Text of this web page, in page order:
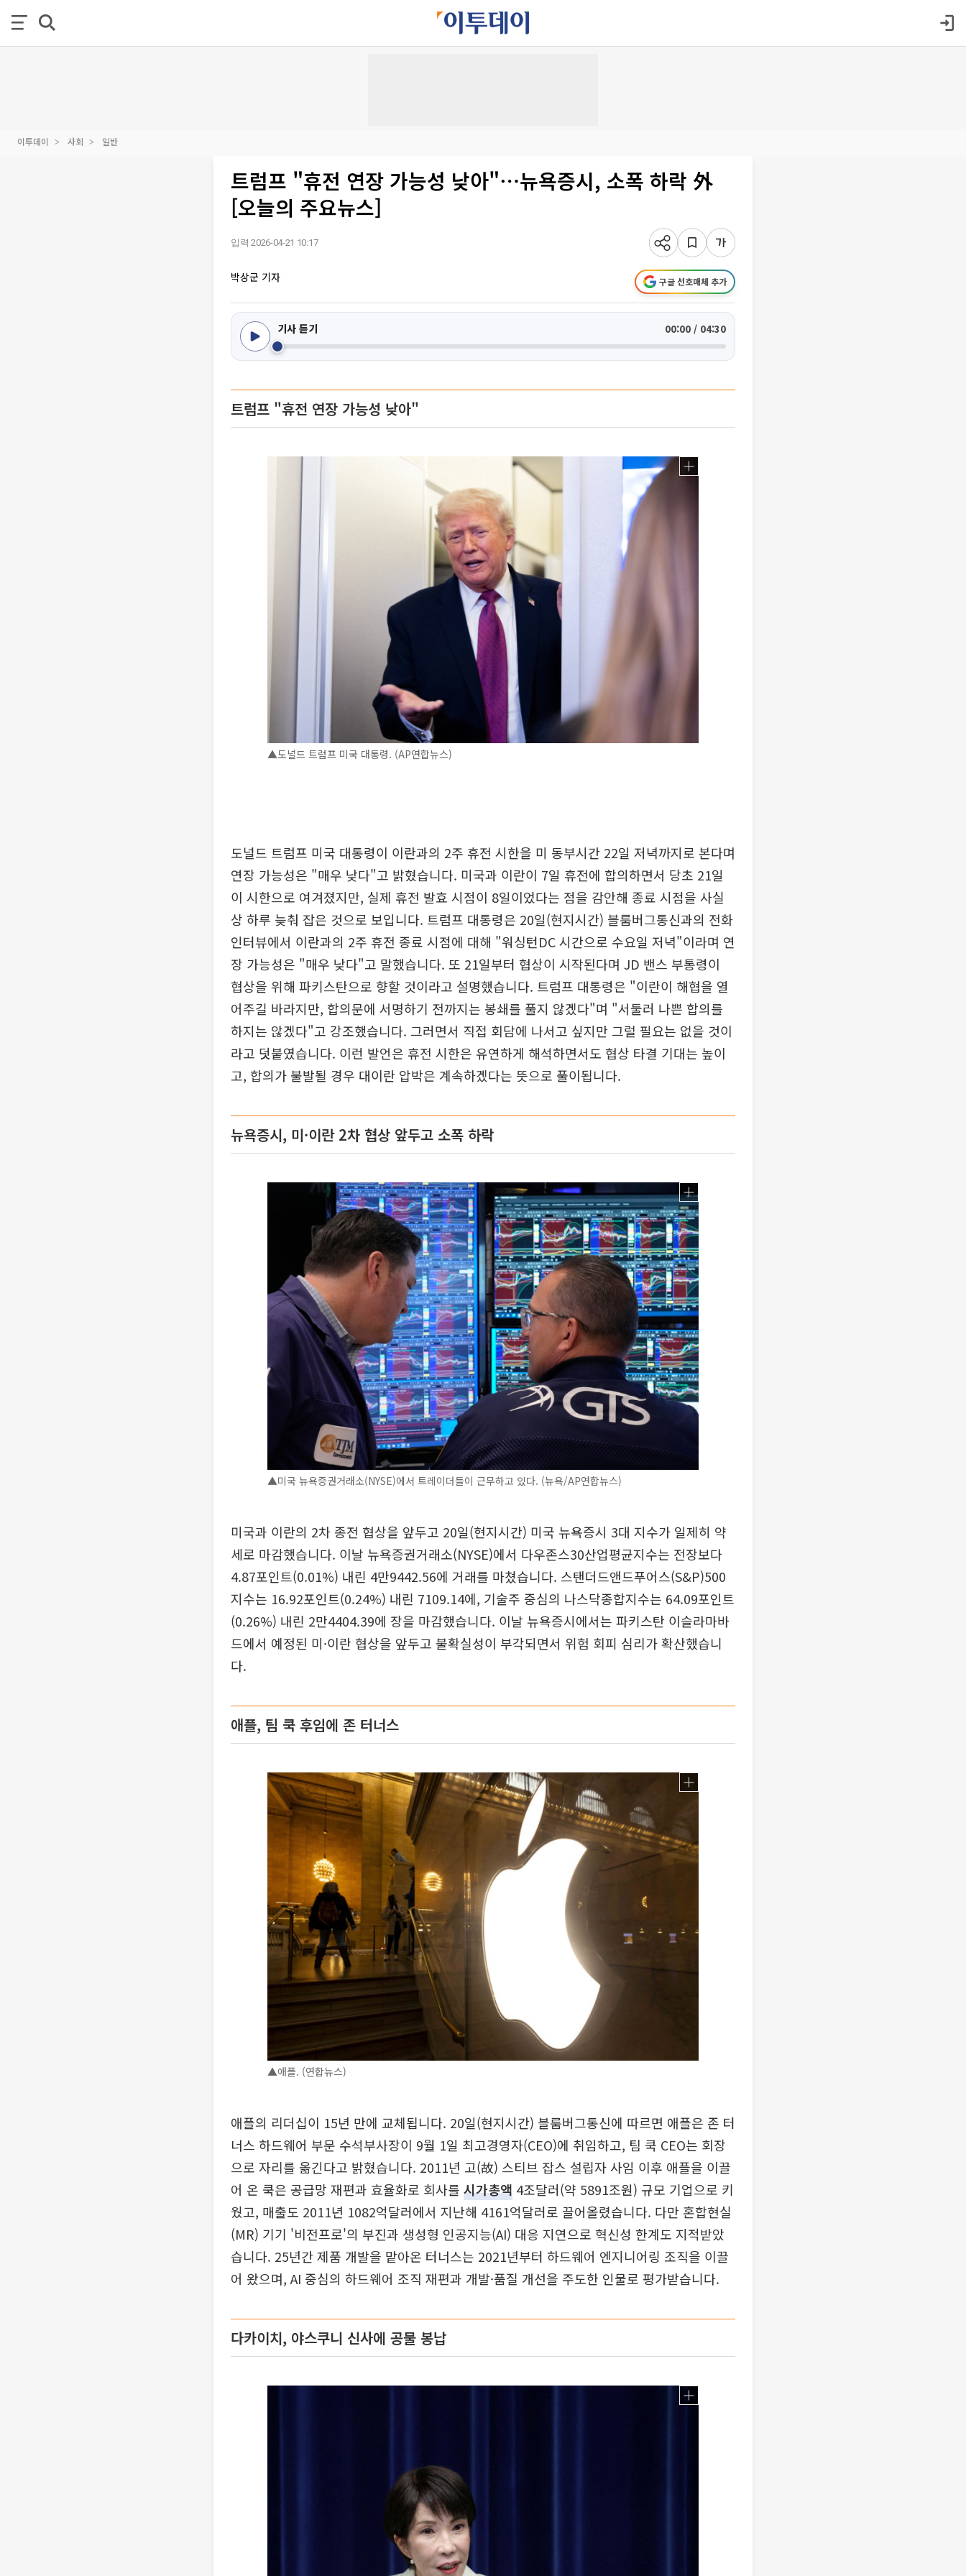
이투데이 사회 일반
트럼프 "휴전 연장 가능성 낮아"⋯뉴욕증시, 소폭 하락 外
[오늘의 주요뉴스]
입력 2026-04-21 10:17
박상군 기자 구글 선호매체 추가
기사 듣기 00:00 / 04:30
트럼프 "휴전 연장 가능성 낮아"
▲도널드 트럼프 미국 대통령. (AP연합뉴스)
도널드 트럼프 미국 대통령이 이란과의 2주 휴전 시한을 미 동부시간 22일 저녁까지로 본다며
연장 가능성은 "매우 낮다"고 밝혔습니다. 미국과 이란이 7일 휴전에 합의하면서 당초 21일
이 시한으로 여겨졌지만, 실제 휴전 발효 시점이 8일이었다는 점을 감안해 종료 시점을 사실
상 하루 늦춰 잡은 것으로 보입니다. 트럼프 대통령은 20일(현지시간) 블룸버그통신과의 전화
인터뷰에서 이란과의 2주 휴전 종료 시점에 대해 "워싱턴DC 시간으로 수요일 저녁"이라며 연
장 가능성은 "매우 낮다"고 말했습니다. 또 21일부터 협상이 시작된다며 JD 밴스 부통령이
협상을 위해 파키스탄으로 향할 것이라고 설명했습니다. 트럼프 대통령은 "이란이 해협을 열
어주길 바라지만, 합의문에 서명하기 전까지는 봉쇄를 풀지 않겠다"며 "서둘러 나쁜 합의를
하지는 않겠다"고 강조했습니다. 그러면서 직접 회담에 나서고 싶지만 그럴 필요는 없을 것이
라고 덧붙였습니다. 이런 발언은 휴전 시한은 유연하게 해석하면서도 협상 타결 기대는 높이
고, 합의가 불발될 경우 대이란 압박은 계속하겠다는 뜻으로 풀이됩니다.
뉴욕증시, 미·이란 2차 협상 앞두고 소폭 하락
▲미국 뉴욕증권거래소(NYSE)에서 트레이더들이 근무하고 있다. (뉴욕/AP연합뉴스)
미국과 이란의 2차 종전 협상을 앞두고 20일(현지시간) 미국 뉴욕증시 3대 지수가 일제히 약
세로 마감했습니다. 이날 뉴욕증권거래소(NYSE)에서 다우존스30산업평균지수는 전장보다
4.87포인트(0.01%) 내린 4만9442.56에 거래를 마쳤습니다. 스탠더드앤드푸어스(S&P)500
지수는 16.92포인트(0.24%) 내린 7109.14에, 기술주 중심의 나스닥종합지수는 64.09포인트
(0.26%) 내린 2만4404.39에 장을 마감했습니다. 이날 뉴욕증시에서는 파키스탄 이슬라마바
드에서 예정된 미·이란 협상을 앞두고 불확실성이 부각되면서 위험 회피 심리가 확산했습니
다.
애플, 팀 쿡 후임에 존 터너스
▲애플. (연합뉴스)
애플의 리더십이 15년 만에 교체됩니다. 20일(현지시간) 블룸버그통신에 따르면 애플은 존 터
너스 하드웨어 부문 수석부사장이 9월 1일 최고경영자(CEO)에 취임하고, 팀 쿡 CEO는 회장
으로 자리를 옮긴다고 밝혔습니다. 2011년 고(故) 스티브 잡스 설립자 사임 이후 애플을 이끌
어 온 쿡은 공급망 재편과 효율화로 회사를 시가총액 4조달러(약 5891조원) 규모 기업으로 키
웠고, 매출도 2011년 1082억달러에서 지난해 4161억달러로 끌어올렸습니다. 다만 혼합현실
(MR) 기기 '비전프로'의 부진과 생성형 인공지능(AI) 대응 지연으로 혁신성 한계도 지적받았
습니다. 25년간 제품 개발을 맡아온 터너스는 2021년부터 하드웨어 엔지니어링 조직을 이끌
어 왔으며, AI 중심의 하드웨어 조직 재편과 개발·품질 개선을 주도한 인물로 평가받습니다.
다카이치, 야스쿠니 신사에 공물 봉납